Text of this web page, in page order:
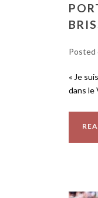
Posted
« Je
dans le